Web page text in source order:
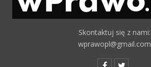
Skontaktuj się z nami:
wprawopl@gmail.com